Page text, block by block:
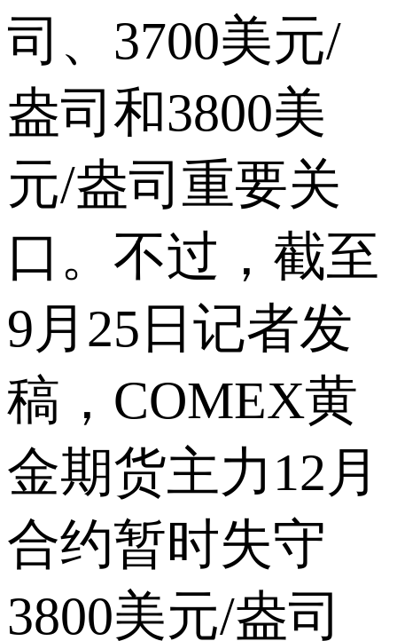
司、3700美元/
盎司和3800美
元/盎司重要关
口。不过，截至
9月25日记者发
稿，COMEX黄
金期货主力12月
合约暂时失守
3800美元/盎司